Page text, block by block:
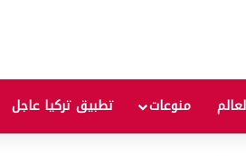
منوعات تطبيق تركيا عاجل